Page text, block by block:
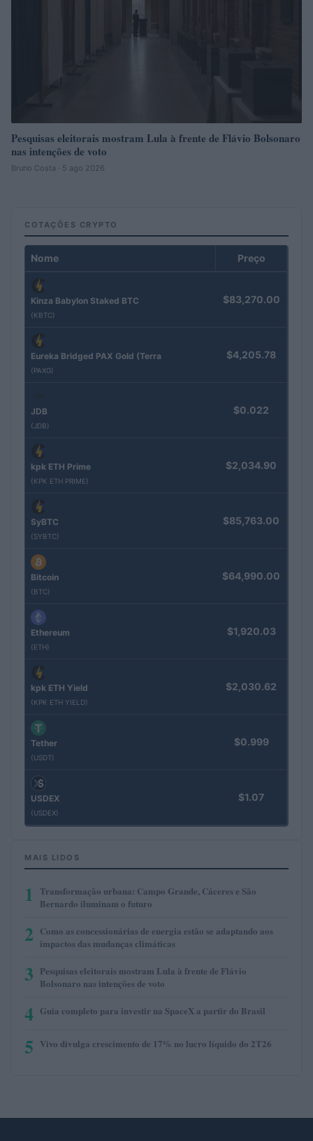
Pesquisas eleitorais mostram Lula à frente de Flávio Bolsonaro
nas intenções de voto
Bruno Costa · 5 ago 2026
COTAÇÕES CRYPTO
Nome Preço
Kinza Babylon Staked BTC
(KBTC)
$83,270.00
Eureka Bridged PAX Gold (Terra
(PAXG)
$4,205.78
JDB
(JDB)
$0.022
kpk ETH Prime
(KPK ETH PRIME)
$2,034.90
SyBTC
(SYBTC)
$85,763.00
Bitcoin
(BTC)
$64,990.00
Ethereum
(ETH)
$1,920.03
kpk ETH Yield
(KPK ETH YIELD)
$2,030.62
Tether
(USDT)
$0.999
USDEX
(USDEX)
$1.07
MAIS LIDOS
1 Transformação urbana: Campo Grande, Cáceres e São
Bernardo iluminam o futuro
2 Como as concessionárias de energia estão se adaptando aos
impactos das mudanças climáticas
3 Pesquisas eleitorais mostram Lula à frente de Flávio
Bolsonaro nas intenções de voto
4 Guia completo para investir na SpaceX a partir do Brasil
5 Vivo divulga crescimento de 17% no lucro líquido do 2T26